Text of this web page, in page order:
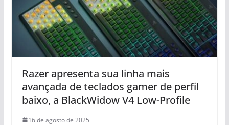
Razer apresenta sua linha mais
avançada de teclados gamer de perfil
baixo, a BlackWidow V4 Low-Profile
16 de agosto de 2025